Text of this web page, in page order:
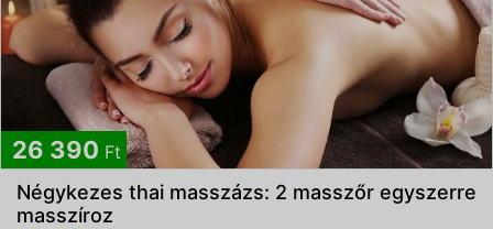
26 390 Ft
Négykezes thai masszázs: 2 masszőr egyszerre
masszíroz